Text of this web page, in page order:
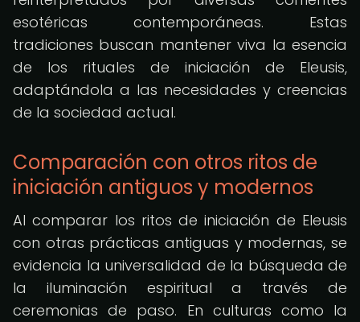
esotéricas contemporáneas. Estas
tradiciones buscan mantener viva la esencia
de los rituales de iniciación de Eleusis,
adaptándola a las necesidades y creencias
de la sociedad actual.
Comparación con otros ritos de
iniciación antiguos y modernos
Al comparar los ritos de iniciación de Eleusis
con otras prácticas antiguas y modernas, se
evidencia la universalidad de la búsqueda de
la iluminación espiritual a través de
ceremonias de paso. En culturas como la